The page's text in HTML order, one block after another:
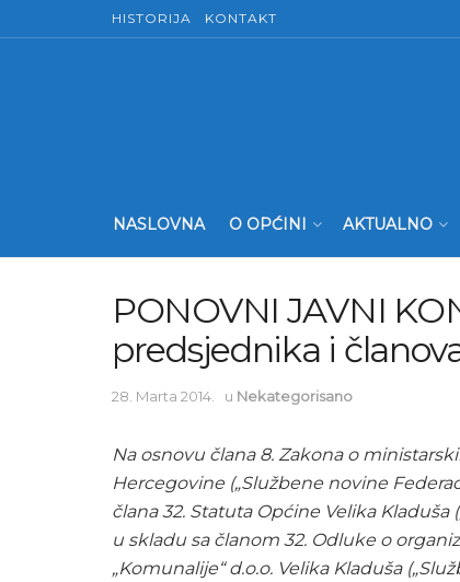
HISTORIJA KONTAKT
NASLOVNA O OPĆINI AKTUALNO
PONOVNI JAVNI
predsjednika i
28. Marta 2014. u Nekategorisano
Na osnovu člana 8. Zakona o
Hercegovine („Službene novine
člana 32. Statuta Općine Velika Kladuša
u skladu sa članom 32. Odluke o
„Komunalije“ d.o.o. Velika Kladuša